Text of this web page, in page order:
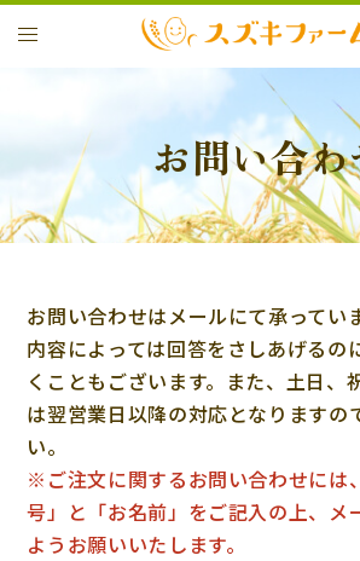
お問い合
お問い合わせはメールにて承っていま
内容によっては回答をさしあげるの
くこともございます。また、土日、
は翌営業日以降の対応となりますの
い。
※ご注文に関するお問い合わせには
号」と「お名前」をご記入の上、メ
ようお願いいたします。